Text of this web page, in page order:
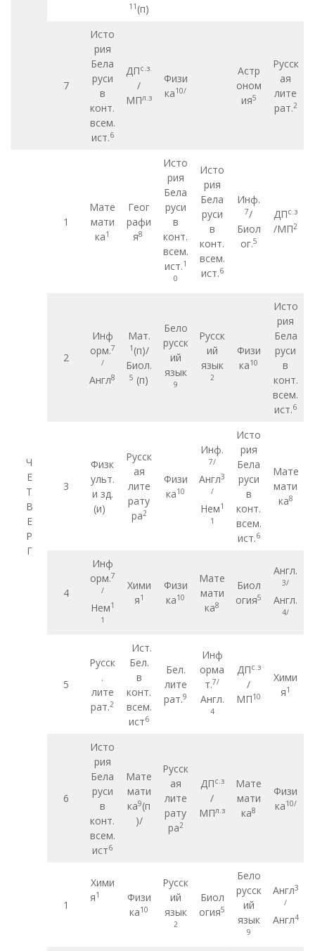
11 (п)
7
Исто
рия
Бела
руси
в
конт.
всем.
ист.6
ДПс.з.
/
МПл.з
Физи
ка10/
Астр
оном
ия5
Русск
ая
лите
рат.2
Ч
Е
Т
В
Е
Р
Г
1
Мате
мати
ка1
Геог
рафи
я8
Исто
рия
Бела
руси
в
конт.
всем.
ист.1
0
Исто
рия
Бела
руси
в
конт.
всем.
ист.6
Инф.
7/
Биол
ог.5
ДПс.з
/МП2
2
Инф
орм.7
/
Англ8
Мат.
1 (п)/
Биол.
5 (п)
Бело
русск
ий
язык
9
Русск
ий
язык
2
Физи
ка10
Исто
рия
Бела
руси
в
конт.
всем.
ист.6
3
Физк
ульт.
и зд.
(и)
Русск
ая
лите
рату
ра2
Физи
ка10
Инф.
7/
Англ3
/
Нем1
1
Исто
рия
Бела
руси
в
конт.
всем.
ист.6
Мате
мати
ка8
4
Инф
орм.7
/
Нем1
1
Хими
я1
Физи
ка10
Мате
мати
ка8
Биол
огия5
Англ.
3/
Англ.
4/
5
Русск
.
лите
рат.2
Ист.
Бел.
в
конт.
всем.
ист6
Бел.
лите
рат.9
Инф
орма
т.7/
Англ.
4
ДПс.з
/
МП10
Хими
я1
6
Исто
рия
Бела
руси
в
конт.
всем.
ист6
Мате
мати
ка9(п
)/
Русск
ая
лите
рату
ра2
ДПс.з
/
МПл.з
Мате
мати
ка8
Физи
ка10/
1
Хими
я1
Физи
ка10
Русск
ий
язык
2
Биол
огия5
Бело
русск
ий
язык
9
Англ3
/
Англ4